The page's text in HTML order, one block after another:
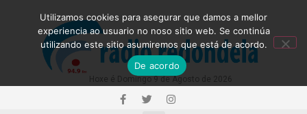
Utilizamos cookies para asegurar que damos a mellor
experiencia ao usuario no noso sitio web. Se continúa
utilizando este sitio asumiremos que está de acordo.
De acordo